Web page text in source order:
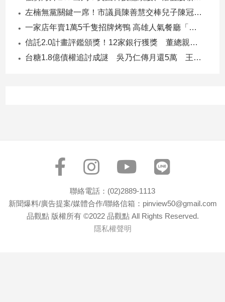
左楠無黨關鍵一席！市議員陳善慧交棒兒子陳冠宇 一人參選 兩代服務
一家店年賣1萬5千隻招牌烤鴨 高雄人氣餐廳「鴨點棧」展新店
信託2.0計畫評鑑頒獎！12家銀行獲獎 董總親臨領獎
台糖1.8億債權追討成謎 吳乃仁傳月還5萬 王鴻薇轟：要還到379歲
聯絡電話：(02)2889-1113
新聞爆料/廣告提案/媒體合作/聯絡信箱：pinview50@gmail.com
品觀點 版權所有 ©2022 品觀點 All Rights Reserved.
隱私權聲明